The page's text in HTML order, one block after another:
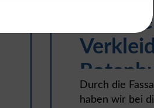
Durch die
haben wir bei